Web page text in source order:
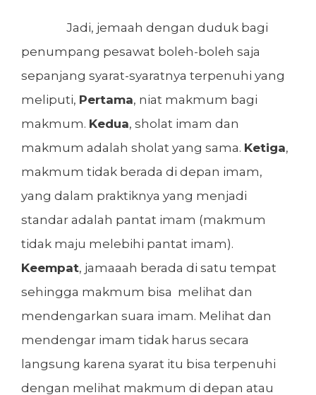
Jadi, jemaah dengan duduk bagi
penumpang pesawat boleh-boleh saja
sepanjang syarat-syaratnya terpenuhi yang
meliputi, Pertama, niat makmum bagi
makmum. Kedua, sholat imam dan
makmum adalah sholat yang sama. Ketiga,
makmum tidak berada di depan imam,
yang dalam praktiknya yang menjadi
standar adalah pantat imam (makmum
tidak maju melebihi pantat imam).
Keempat, jamaaah berada di satu tempat
sehingga makmum bisa melihat dan
mendengarkan suara imam. Melihat dan
mendengar imam tidak harus secara
langsung karena syarat itu bisa terpenuhi
dengan melihat makmum di depan atau